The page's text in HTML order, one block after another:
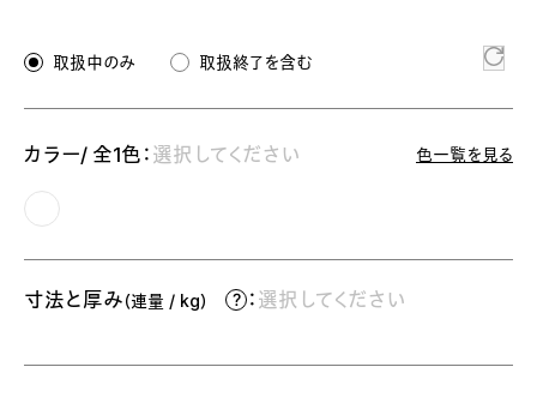
取扱中のみ 取扱終了を含む
カラー/ 全1色： 選択してください 色一覧を見る
寸法と厚み（連量 / kg） ： 選択してください